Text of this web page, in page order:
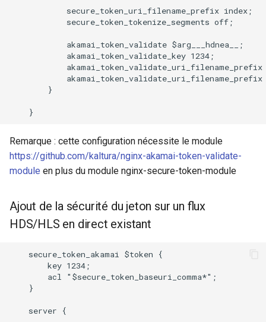
            secure_token_uri_filename_prefix index;
            secure_token_tokenize_segments off;
            akamai_token_validate $arg___hdnea__;
            akamai_token_validate_key 1234;
akamai_token_validate_uri_filename_prefix
akamai_token_validate_uri_filename_prefix
        }
Remarque : cette configuration nécessite le module
https://github.com/kaltura/nginx-akamai-token-validate-
module en plus du module nginx-secure-token-module
Ajout de la sécurité du jeton sur un flux
HDS/HLS en direct existant
    secure_token_akamai $token {
        key 1234;
        acl "$secure_token_baseuri_comma*";
    }
    server {